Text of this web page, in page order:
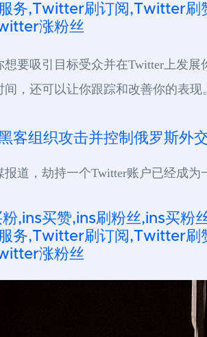
务,Twitter刷订阅,Twitter
涨粉丝
想要吸引目标受众并在Twitter上发
间，还可以让你跟踪和改善你的表
客组织攻击并控制俄罗斯外
报道，劫持一个Twitter账户已经成
粉,ins买赞,ins刷粉丝,ins买
务,Twitter刷订阅,Twitter
涨粉丝